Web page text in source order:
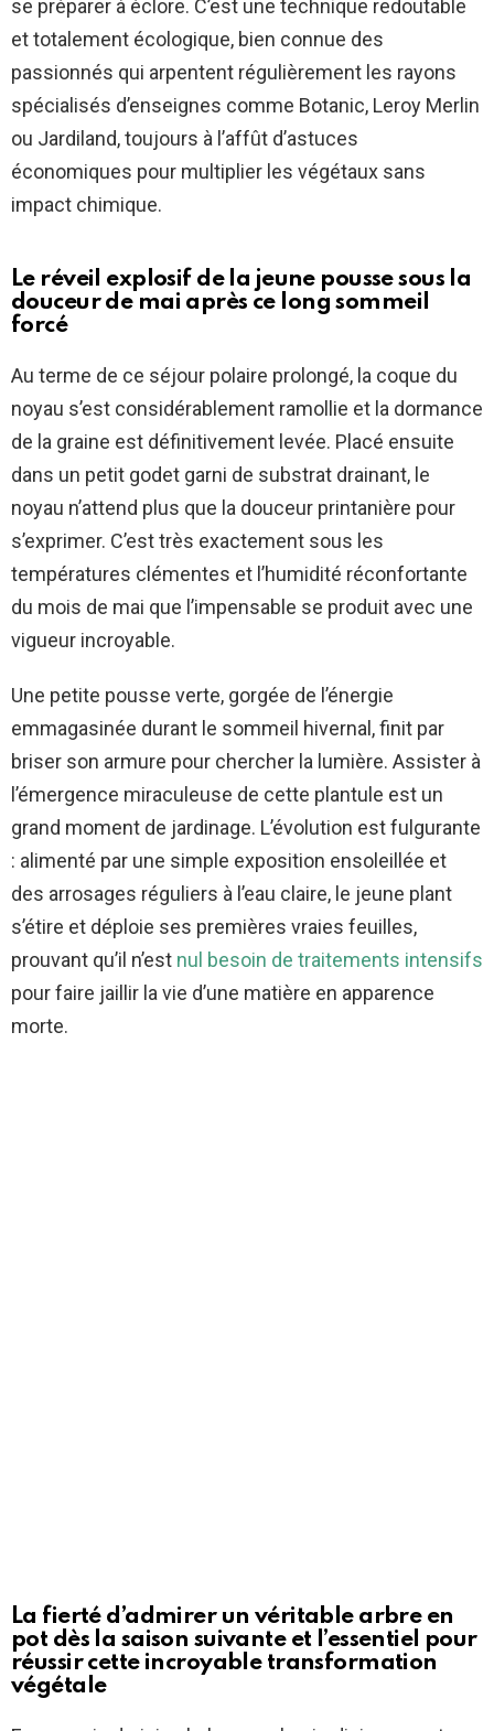
se préparer à éclore. C’est une technique redoutable
et totalement écologique, bien connue des
passionnés qui arpentent régulièrement les rayons
spécialisés d’enseignes comme Botanic, Leroy Merlin
ou Jardiland, toujours à l’affût d’astuces
économiques pour multiplier les végétaux sans
impact chimique.
Le réveil explosif de la jeune pousse sous la
douceur de mai après ce long sommeil
forcé
Au terme de ce séjour polaire prolongé, la coque du
noyau s’est considérablement ramollie et la dormance
de la graine est définitivement levée. Placé ensuite
dans un petit godet garni de substrat drainant, le
noyau n’attend plus que la douceur printanière pour
s’exprimer. C’est très exactement sous les
températures clémentes et l’humidité réconfortante
du mois de mai que l’impensable se produit avec une
vigueur incroyable.
Une petite pousse verte, gorgée de l’énergie
emmagasinée durant le sommeil hivernal, finit par
briser son armure pour chercher la lumière. Assister à
l’émergence miraculeuse de cette plantule est un
grand moment de jardinage. L’évolution est fulgurante
: alimenté par une simple exposition ensoleillée et
des arrosages réguliers à l’eau claire, le jeune plant
s’étire et déploie ses premières vraies feuilles,
prouvant qu’il n’est nul besoin de traitements intensifs
pour faire jaillir la vie d’une matière en apparence
morte.
La fierté d’admirer un véritable arbre en
pot dès la saison suivante et l’essentiel pour
réussir cette incroyable transformation
végétale